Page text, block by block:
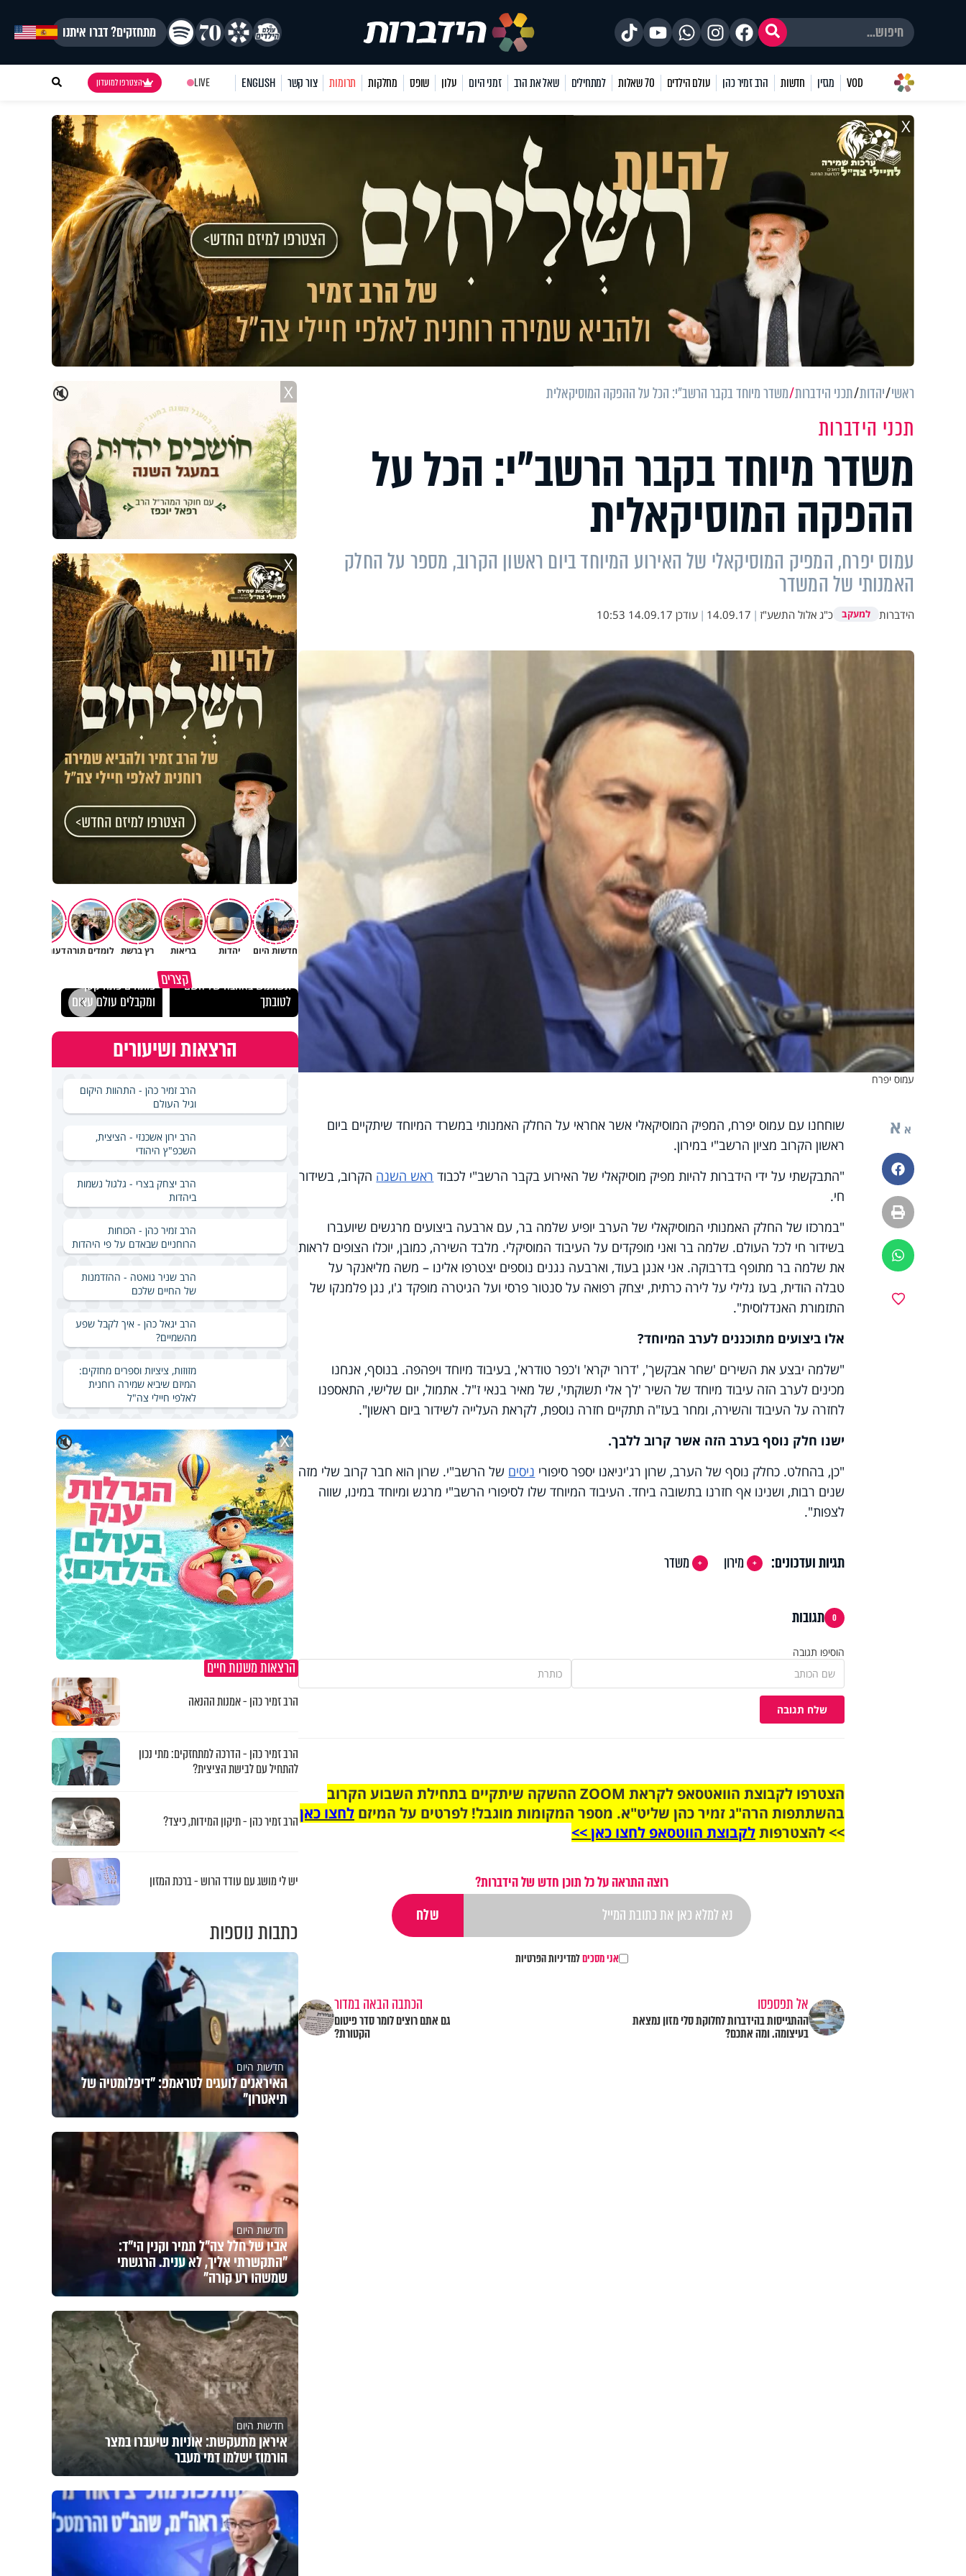
מתחזקים? דברו איתנו
VOD מגזין חדשות הרב זמיר כהן עולם הילדים 70 שאלות למתחילים שאל את הרב זמני היום עלון שופס מחלקות תרומות צור קשר ENGLISH
LIVE הצטרפו למועדון
X
ראשי יהדות תכני הידברות משדר מיוחד בקבר הרשב"י: הכל על ההפקה המוסיקאלית
תכני הידברות
משדר מיוחד בקבר הרשב"י: הכל על
ההפקה המוסיקאלית
עמוס יפרח, המפיק המוסיקאלי של האירוע המיוחד ביום ראשון הקרוב, מספר על החלק
האמנותי של המשדר
הידברות למעקב כ"ג אלול התשע"ז |
14.09.17
| עודכן 14.09.17 10:53
עמוס יפרח
א א
פייסבוק
הדפסה
ווטסאפ
שוחחנו עם עמוס יפרח, המפיק המוסיקאלי אשר אחראי על החלק האמנותי במשרד המיוחד שיתקיים ביום
ראשון הקרוב מציון הרשב"י במירון.
"התבקשתי על ידי הידברות להיות מפיק מוסיקאלי של האירוע בקבר הרשב"י לכבוד ראש השנה הקרוב, בשידור
חי.
"במרכזו של החלק האמנותי המוסיקאלי של הערב יופיע שלמה בר, עם ארבעה ביצועים מרגשים שיועברו
בשידור חי לכל העולם. שלמה בר ואני מופקדים על העיבוד המוסיקלי. מלבד השירה, כמובן, יוכלו הצופים לראות
את שלמה בר מתופף בדרבוקה. אני אנגן בעוד, וארבעה נגנים נוספים יצטרפו אלינו – משה מליאנקר על
טבלה הודית, בעז גלילי על לירה כרתית, יצחק רפואה על סנטור פרסי ועל הגיטרה מופקד ג'ו, נגן פלמנקו של
התזמורת האנדלוסית".
אלו ביצועים מתוכננים לערב המיוחד?
"שלמה יבצע את השירים 'שחר אבקשך', 'דרור יקרא' ו'כפר טודרא', בעיבוד מיוחד ויפהפה. בנוסף, אנחנו
מכינים לערב הזה עיבוד מיוחד של השיר 'לך אלי תשוקתי', של מאיר בנאי ז"ל. אתמול, יום שלישי, התאספנו
לחזרה על העיבוד והשירה, ומחר בעז"ה תתקיים חזרה נוספת, לקראת העלייה לשידור ביום ראשון".
ישנו חלק נוסף בערב הזה אשר קרוב ללבך.
"כן, בהחלט. כחלק נוסף של הערב, שרון רג'יניאנו יספר סיפורי ניסים של הרשב"י. שרון הוא חבר קרוב שלי מזה
שנים רבות, ושנינו אף חזרנו בתשובה ביחד. העיבוד המיוחד שלו לסיפורי הרשב"י מרגש ומיוחד במינו, שווה
לצפות".
תגיות ועדכונים: מירון משדר
0 תגובות
הוסיפו תגובה
שלח תגובה
הצטרפו לקבוצת הוואטסאפ לקראת ZOOM ההשקה שיתקיים בתחילת השבוע הקרוב
בהשתתפות הרה"ג זמיר כהן שליט"א. מספר המקומות מוגבל! לפרטים על המיזם לחצו כאן
>> להצטרפותלקבוצת הווטסאפ לחצו כאן >>
רוצה התראה על כל תוכן חדש של הידברות?
אני מסכיםלמדיניות הפרטיות
אל תפספסו
ההתגייסות בהידברות לחלוקת סלי מזון נמצאת
בעיצומה. ומה אתכם?
הכתבה הבאה במדור
גם אתם רוצים לומר סדר פיטום
הקטורת?
🔇 X
X
חדשות היום יהדות בריאות רץ ברשת לומדים תורהדעות וטורים
קצריםתשתמש באהבה של השם
לטובתך
פותחים פתח קטן -
ומקבלים עולם עצום
הרצאות ושיעורים
הרב זמיר כהן - התהוות היקום
וגיל העולם
הרב ירון אשכנזי - הציצית,
השכפ"ץ היהודי
הרב יצחק בצרי - גלגול נשמות
ביהדות
הרב זמיר כהן - הכוחות
הרוחניים שבאדם על פי היהדות
הרב שניר גואטה - ההזדמנות
של החיים שלכם
הרב יגאל כהן - איך לקבל שפע
מהשמיים?
מזוזות, ציציות וספרים מחזקים:
המיזם שיביא שמירה רוחנית
לאלפי חיילי צה"ל
🔇 X
הרצאות משנות חיים
הרב זמיר כהן - אמנות ההנאה
הרב זמיר כהן - הדרכה למתחזקים: מתי נכון
להתחיל עם לבישת הציצית?
הרב זמיר כהן - תיקון המידות, כיצד?
יש לי מושג עם עודד הרוש - ברכת המזון
כתבות נוספות
חדשות היום
האיראנים לועגים לטראמפ: "דיפלומטיה של
תיאטרון"
חדשות היום
אביו של חלל צה"ל תמיר וקנין הי"ד:
"התקשרתי אליך, לא ענית. הרגשתי
שמשהו רע קורה"
חדשות היום
איראן מתעקשת: אוניות שיעברו במצר
הורמוז ישלמו דמי מעבר